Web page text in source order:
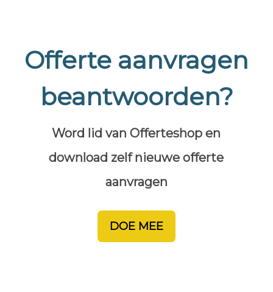
Offerte aanvragen
beantwoorden?
Word lid van Offerteshop en
download zelf nieuwe offerte
aanvragen
DOE MEE